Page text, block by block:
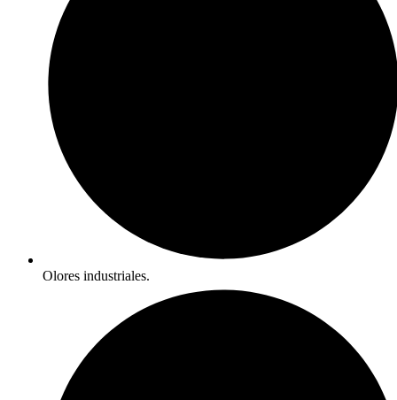
Olores industriales.